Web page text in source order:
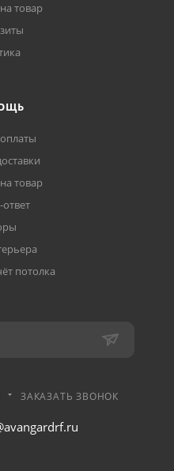
товар
товар
потолка
ЗАКАЗАТЬ ЗВОНОК